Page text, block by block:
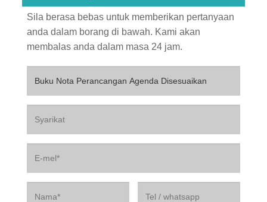
Sila berasa bebas untuk memberikan pertanyaan
anda dalam borang di bawah. Kami akan
membalas anda dalam masa 24 jam.